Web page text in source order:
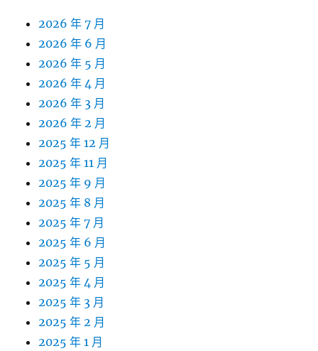
2026 年 7 月
2026 年 6 月
2026 年 5 月
2026 年 4 月
2026 年 3 月
2026 年 2 月
2025 年 12 月
2025 年 11 月
2025 年 9 月
2025 年 8 月
2025 年 7 月
2025 年 6 月
2025 年 5 月
2025 年 4 月
2025 年 3 月
2025 年 2 月
2025 年 1 月